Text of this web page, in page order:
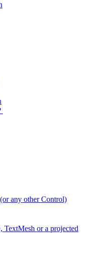
any other Control)
TextMesh or a projected